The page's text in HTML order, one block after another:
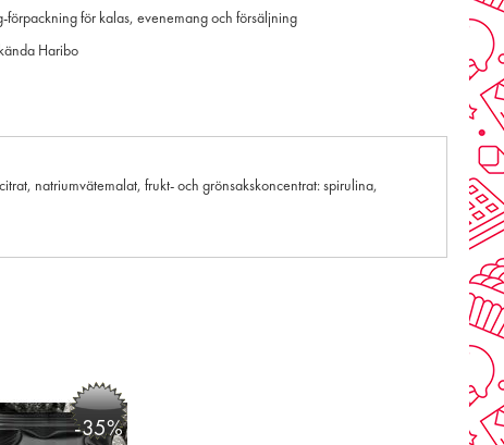
förpackning för kalas, evenemang och försäljning
Haribo
natriumvätemalat, frukt- och grönsakskoncentrat: spirulina,
-35%